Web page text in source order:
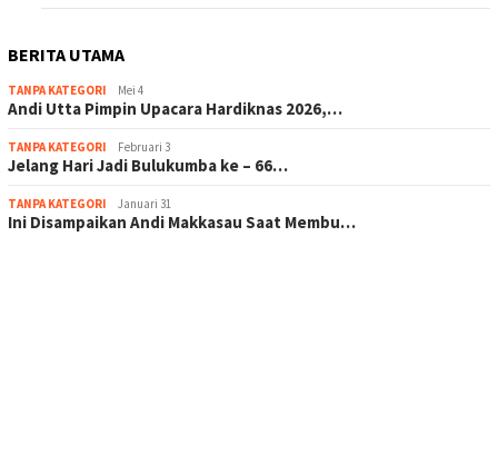
BERITA UTAMA
TANPA KATEGORI Mei 4
Andi Utta Pimpin Upacara Hardiknas 2026,…
TANPA KATEGORI Februari 3
Jelang Hari Jadi Bulukumba ke – 66…
TANPA KATEGORI Januari 31
Ini Disampaikan Andi Makkasau Saat Membu…